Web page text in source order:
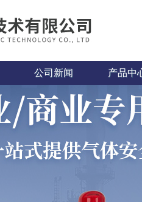
公司新闻 产品中